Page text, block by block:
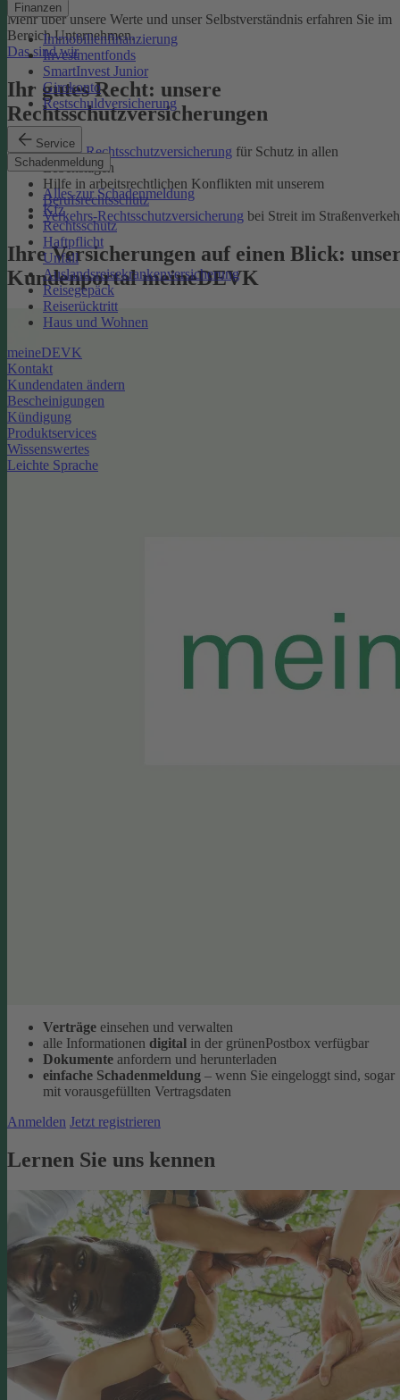
Finanzen
Immobilienfinanzierung
Investmentfonds
SmartInvest Junior
Girokonto
Restschuldversicherung
Service
Schadenmeldung
Alles zur Schadenmeldung
Kfz
Rechtsschutz
Haftpflicht
Unfall
Auslandsreisekrankenversicherung
Reisegepäck
Reiserücktritt
Haus und Wohnen
meineDEVK
Kontakt
Kundendaten ändern
Bescheinigungen
Kündigung
Produktservices
Wissenswertes
Leichte Sprache
Mehr über unsere Werte und unser Selbstverständnis erfahren Sie im
Bereich Unternehmen.
Das sind wir
Ihr gutes Recht: unsere
Rechtsschutzversicherungen
Private Rechtsschutzversicherung für Schutz in allen
Lebenslagen
Hilfe in arbeitsrechtlichen Konflikten mit unserem
Berufsrechtsschutz
Verkehrs-Rechtsschutzversicherung bei Streit im
Ihre Versicherungen auf einen Blick:
Kundenportal meineDEVK
Verträge einsehen und verwalten
alle Informationen digital in der grünenPostbox verfügbar
Dokumente anfordern und herunterladen
einfache Schadenmeldung – wenn Sie eingeloggt sind, sogar
mit vorausgefüllten Vertragsdaten
Anmelden Jetzt registrieren
Lernen Sie uns kennen